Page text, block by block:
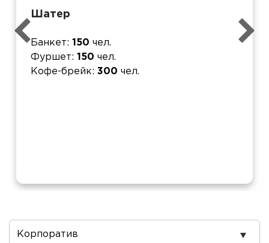
Шатер
Банкет 150 чел.
Фуршет
150 чел.
Кофе-брейк
300 чел.
Повод